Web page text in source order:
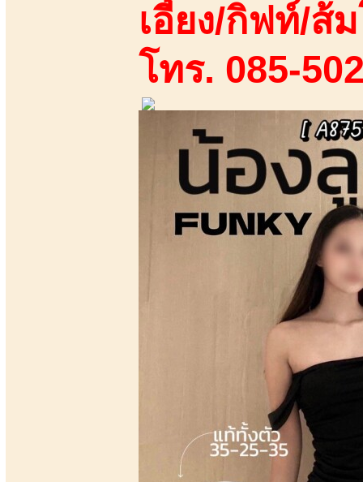
เอี้ยง/กิฟท์/ส้
โทร. 085-